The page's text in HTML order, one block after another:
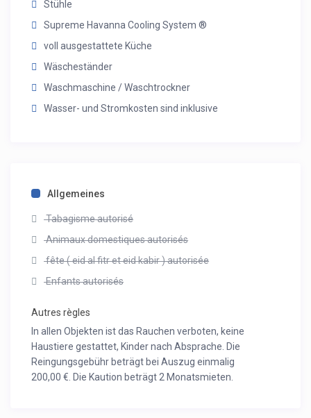
Stühle
Supreme Havanna Cooling System ®
voll ausgestattete Küche
Wäscheständer
Waschmaschine / Waschtrockner
Wasser- und Stromkosten sind inklusive
Allgemeines
Tabagisme autorisé
Animaux domestiques autorisés
fête ( eid al fitr et eid kabir ) autorisée
Enfants autorisés
Autres règles
In allen Objekten ist das Rauchen verboten, keine
Haustiere gestattet, Kinder nach Absprache. Die
Reingungsgebühr beträgt bei Auszug einmalig
200,00 €. Die Kaution beträgt 2 Monatsmieten.